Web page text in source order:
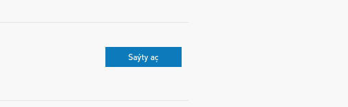
Saýty aç